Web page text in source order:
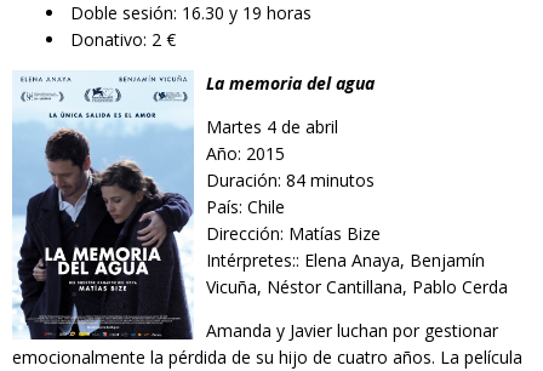
Doble sesión: 16.30 y 19 horas
Donativo: 2 €
La memoria del agua
Martes 4 de abril
Año: 2015
Duración: 84 minutos
País: Chile
Dirección: Matías Bize
Intérpretes:: Elena Anaya, Benjamín
Vicuña, Néstor Cantillana, Pablo Cerda
Amanda y Javier luchan por gestionar
emocionalmente la pérdida de su hijo de cuatro años. La película